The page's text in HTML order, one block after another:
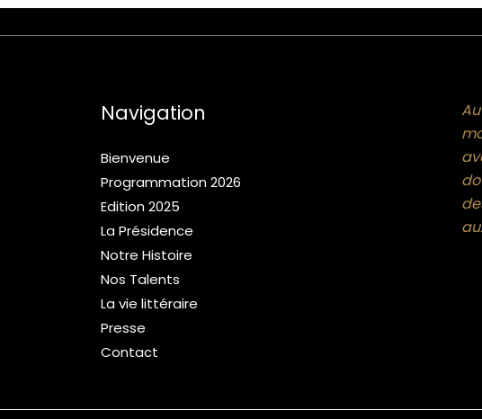
Navigation
Bienvenue
Programmation 2026
Edition 2025
La Présidence
Notre Histoire
Nos Talents
La vie littéraire
Presse
Contact